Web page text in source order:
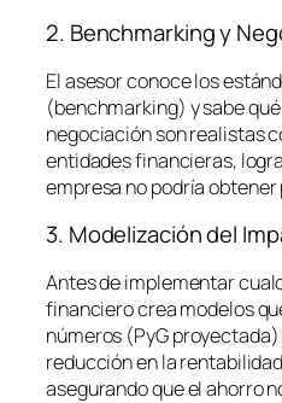
2. Benchmarking y
El asesor conoce los
(benchmarking) y sabe
negociación son realistas
entidades financieras,
empresa no podría obtener
3. Modelización del
Antes de implementar
financiero crea modelos
números (PyG
reducción en la
asegurando que el ahorro